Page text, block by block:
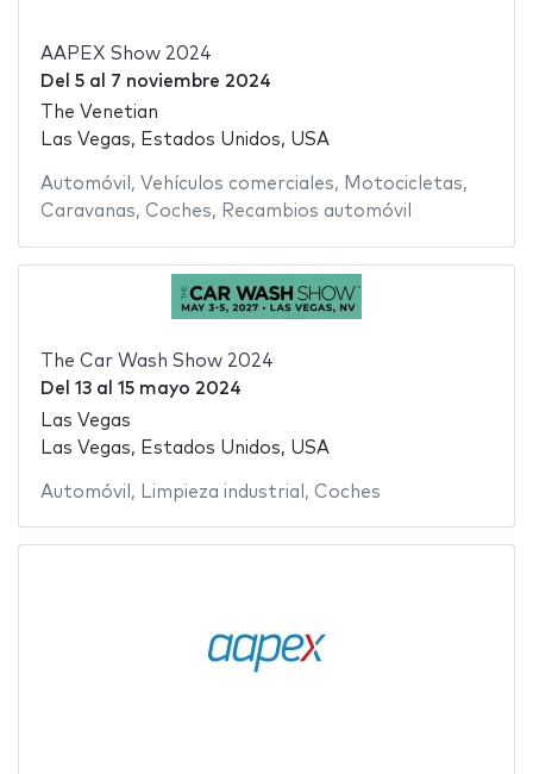
AAPEX Show 2024
Del 5al 7 noviembre 2024
The Venetian
Las Vegas, Estados Unidos, USA
Automóvil , Vehículos comerciales, Motocicletas,
Caravanas, Coches, Recambios automóvil
The Car Wash Show 2024
Del 13al 15 mayo 2024
Las Vegas
Las Vegas, Estados Unidos, USA
Automóvil , Limpieza industrial , Coches